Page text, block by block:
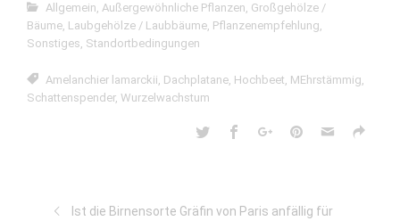
Allgemein, Außergewöhnliche Pflanzen, Großgehölze /
Bäume, Laubgehölze / Laubbäume, Pflanzenempfehlung,
Sonstiges, Standortbedingungen
Amelanchier lamarckii, Dachplatane, Hochbeet, MEhrstämmig,
Schattenspender, Wurzelwachstum
Ist die Birnensorte Gräfin von Paris anfällig für